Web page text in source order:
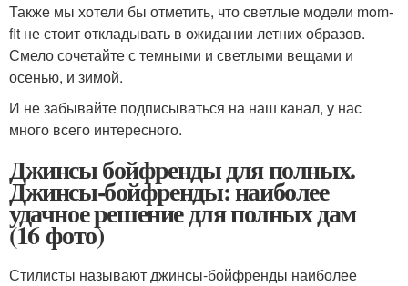
Также мы хотели бы отметить, что светлые модели mom-
fit не стоит откладывать в ожидании летних образов.
Смело сочетайте с темными и светлыми вещами и
осенью, и зимой.
И не забывайте подписываться на наш канал, у нас
много всего интересного.
Джинсы бойфренды для полных.
Джинсы-бойфренды: наиболее
удачное решение для полных дам
(16 фото)
Стилисты называют джинсы-бойфренды наиболее